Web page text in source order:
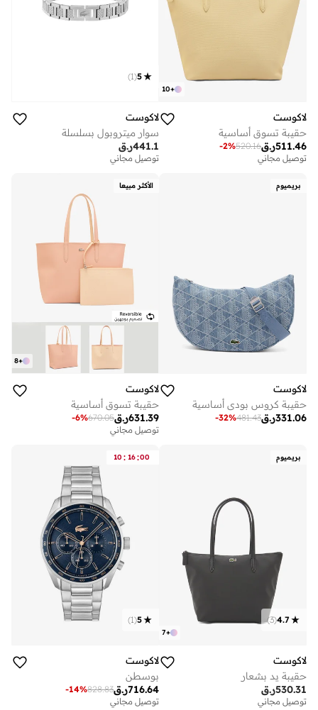
+
10
لاكوست
حقيبة تسوق أساسية
ر.ق511.46
520.16
-2%
توصيل مجاني
5
(
1
)
لاكوست
سوار ميتروبول بسلسلة
ر.ق441.1
توصيل مجاني
بريميوم
لاكوست
حقيبة كروس بودي أساسية
ر.ق331.06
481.43
-32%
الأكثر مبيعا
+
8
لاكوست
حقيبة تسوق أساسية
ر.ق631.39
670.05
-6%
توصيل مجاني
بريميوم
+
7
4.7
(
3
)
لاكوست
حقيبة يد بشعار
ر.ق530.31
توصيل مجاني
10 : 16:00
5
(
1
)
لاكوست
بوسطن
ر.ق716.64
828.83
-14%
توصيل مجاني